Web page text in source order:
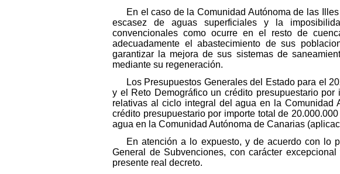
En el caso de la Comunidad Autónoma de las
escasez de aguas superficiales y la
convencionales como ocurre en el resto de
adecuadamente el abastecimiento de sus
garantizar la mejora de sus sistemas de
mediante su regeneración.
Los Presupuestos Generales del Estado para el
y el Reto Demográfico un crédito presupuestario
relativas al ciclo integral del agua en la Comunidad
crédito presupuestario por importe total de
agua en la Comunidad Autónoma de Canarias
En atención a lo expuesto, y de acuerdo con lo
General de Subvenciones, con carácter
presente real decreto.